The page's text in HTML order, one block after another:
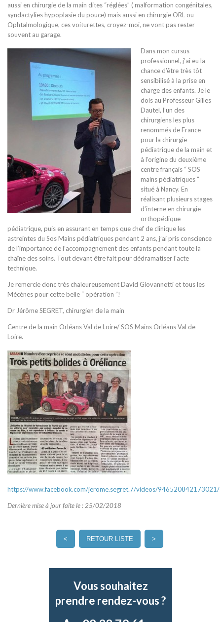
aussi en chirurgie de la main dites “réglées” ( malformation congénitales,
syndactylies hypoplasie du pouce) mais aussi en chirurgie ORL ou
Ophtalmologique, ces voiturettes, croyez-moi, ne vont pas rester
souvent au garage.
Dans mon cursus
professionnel, j’ai eu la
chance d’être très tôt
sensibilisé à la prise en
charge des enfants. Je le
dois au Professeur Gilles
Dautel, l’un des
chirurgiens les plus
renommés de France
pour la chirurgie
pédiatrique de la main et
à l’origine du deuxième
centre français “ SOS
mains pédiatriques ”
situé à Nancy. En
réalisant plusieurs stages
d’interne en chirurgie
orthopédique
pédiatrique, puis en assurant en temps que chef de clinique les
astreintes du Sos Mains pédiatriques pendant 2 ans, j’ai pris conscience
de l’importance de l’accompagnement des enfants pendant toute la
chaîne des soins. Tout devant être fait pour dédramatiser l’acte
technique.
Je remercie donc très chaleureusement David Giovannetti et tous les
Mécènes pour cette belle “ opération ”!
Dr Jérôme SEGRET, chirurgien de la main
Centre de la main Orléans Val de Loire/ SOS Mains Orléans Val de
Loire.
https://www.facebook.com/jerome.segret.7/videos/946520842173021/
Dernière mise à jour faite le : 25/02/2018
< RETOUR LISTE >
Vous souhaitez
prendre rendez-vous ?